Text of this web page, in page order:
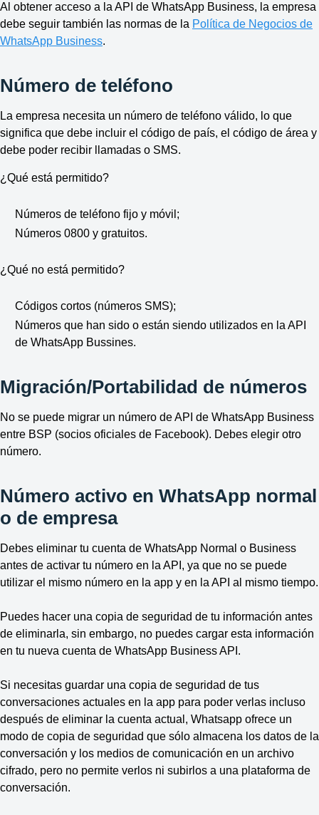
Al obtener acceso a la API de WhatsApp Business, la empresa
debe seguir también las normas de la Política de Negocios de
WhatsApp Business.
Número de teléfono
La empresa necesita un número de teléfono válido, lo que
significa que debe incluir el código de país, el código de área y
debe poder recibir llamadas o SMS.
¿Qué está permitido?
Números de teléfono fijo y móvil;
Números 0800 y gratuitos.
¿Qué no está permitido?
Códigos cortos (números SMS);
Números que han sido o están siendo utilizados en la API
de WhatsApp Bussines.
Migración/Portabilidad de números
No se puede migrar un número de API de WhatsApp Business
entre BSP (socios oficiales de Facebook). Debes elegir otro
número.
Número activo en WhatsApp normal
o de empresa
Debes eliminar tu cuenta de WhatsApp Normal o Business
antes de activar tu número en la API, ya que no se puede
utilizar el mismo número en la app y en la API al mismo tiempo.
Puedes hacer una copia de seguridad de tu información antes
de eliminarla, sin embargo, no puedes cargar esta información
en tu nueva cuenta de WhatsApp Business API.
Si necesitas guardar una copia de seguridad de tus
conversaciones actuales en la app para poder verlas incluso
después de eliminar la cuenta actual, Whatsapp ofrece un
modo de copia de seguridad que sólo almacena los datos de la
conversación y los medios de comunicación en un archivo
cifrado, pero no permite verlos ni subirlos a una plataforma de
conversación.